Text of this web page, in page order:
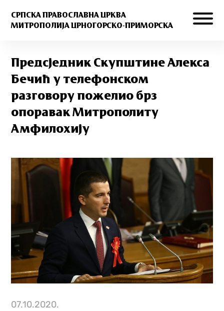
СРПСКА ПРАВОСЛАВНА ЦРКВА
МИТРОПОЛИЈА ЦРНОГОРСКО-ПРИМОРСКА
Предсједник Скупштине Алекса
Бечић у телефонском
разговору пожелио брз
опоравак Митрополиту
Амфилохију
07.10.2020.